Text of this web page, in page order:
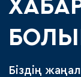
Біздің